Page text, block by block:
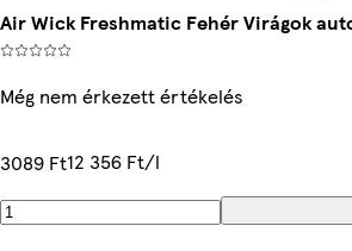
Air Wick Freshmatic Fehér Virágok
Még nem érkezett értékelés
3089 Ft12 356 Ft/l